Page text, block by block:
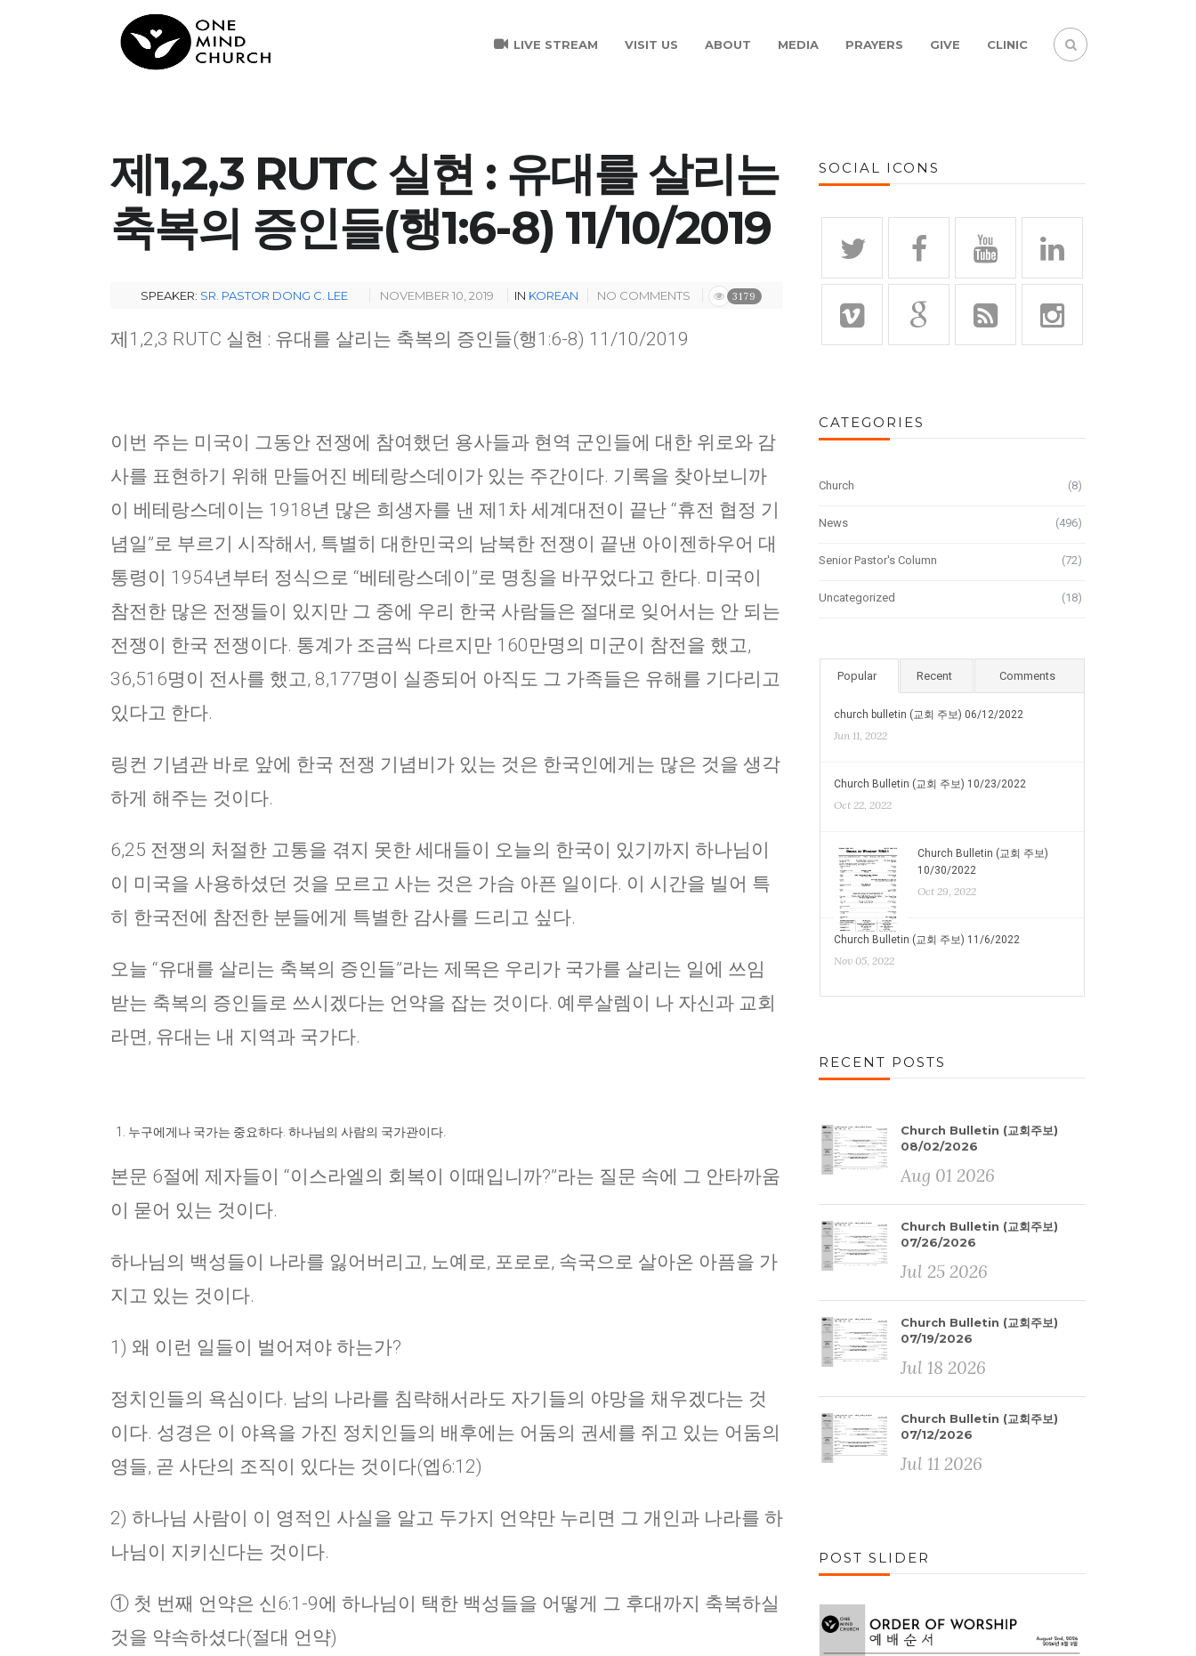
LIVE STREAM VISIT US ABOUT MEDIA PRAYERS GIVE CLINIC
제1,2,3 RUTC 실현 : 유대를 살리는
축복의 증인들(행1:6-8) 11/10/2019
SPEAKER: SR. PASTOR DONG C. LEE NOVEMBER 10, 2019 IN KOREAN NO COMMENTS 3179
제1,2,3 RUTC 실현 : 유대를 살리는 축복의 증인들(행1:6-8) 11/10/2019
이번 주는 미국이 그동안 전쟁에 참여했던 용사들과 현역 군인들에 대한 위로와 감
사를 표현하기 위해 만들어진 베테랑스데이가 있는 주간이다. 기록을 찾아보니까
이 베테랑스데이는 1918년 많은 희생자를 낸 제1차 세계대전이 끝난 “휴전 협정 기
념일”로 부르기 시작해서, 특별히 대한민국의 남북한 전쟁이 끝낸 아이젠하우어 대
통령이 1954년부터 정식으로 “베테랑스데이”로 명칭을 바꾸었다고 한다. 미국이
참전한 많은 전쟁들이 있지만 그 중에 우리 한국 사람들은 절대로 잊어서는 안 되는
전쟁이 한국 전쟁이다. 통계가 조금씩 다르지만 160만명의 미군이 참전을 했고,
36,516명이 전사를 했고, 8,177명이 실종되어 아직도 그 가족들은 유해를 기다리고
있다고 한다.
링컨 기념관 바로 앞에 한국 전쟁 기념비가 있는 것은 한국인에게는 많은 것을 생각
하게 해주는 것이다.
6,25 전쟁의 처절한 고통을 겪지 못한 세대들이 오늘의 한국이 있기까지 하나님이
이 미국을 사용하셨던 것을 모르고 사는 것은 가슴 아픈 일이다. 이 시간을 빌어 특
히 한국전에 참전한 분들에게 특별한 감사를 드리고 싶다.
오늘 “유대를 살리는 축복의 증인들”라는 제목은 우리가 국가를 살리는 일에 쓰임
받는 축복의 증인들로 쓰시겠다는 언약을 잡는 것이다. 예루살렘이 나 자신과 교회
라면, 유대는 내 지역과 국가다.
누구에게나 국가는 중요하다. 하나님의 사람의 국가관이다.
본문 6절에 제자들이 “이스라엘의 회복이 이때입니까?”라는 질문 속에 그 안타까움
이 묻어 있는 것이다.
하나님의 백성들이 나라를 잃어버리고, 노예로, 포로로, 속국으로 살아온 아픔을 가
지고 있는 것이다.
1) 왜 이런 일들이 벌어져야 하는가?
정치인들의 욕심이다. 남의 나라를 침략해서라도 자기들의 야망을 채우겠다는 것
이다. 성경은 이 야욕을 가진 정치인들의 배후에는 어둠의 권세를 쥐고 있는 어둠의
영들, 곧 사단의 조직이 있다는 것이다(엡6:12)
2) 하나님 사람이 이 영적인 사실을 알고 두가지 언약만 누리면 그 개인과 나라를 하
나님이 지키신다는 것이다.
① 첫 번째 언약은 신6:1-9에 하나님이 택한 백성들을 어떻게 그 후대까지 축복하실
것을 약속하셨다(절대 언약)
SOCIAL ICONS
CATEGORIES
Church (8)
News (496)
Senior Pastor's Column (72)
Uncategorized (18)
Popular Recent Comments
church bulletin (교회 주보) 06/12/2022
Jun 11, 2022
Church Bulletin (교회 주보) 10/23/2022
Oct 22, 2022
Church Bulletin (교회 주보)
10/30/2022
Oct 29, 2022
Church Bulletin (교회 주보) 11/6/2022
Nov 05, 2022
RECENT POSTS
Church Bulletin (교회주보)
08/02/2026
Aug 01 2026
Church Bulletin (교회주보)
07/26/2026
Jul 25 2026
Church Bulletin (교회주보)
07/19/2026
Jul 18 2026
Church Bulletin (교회주보)
07/12/2026
Jul 11 2026
POST SLIDER